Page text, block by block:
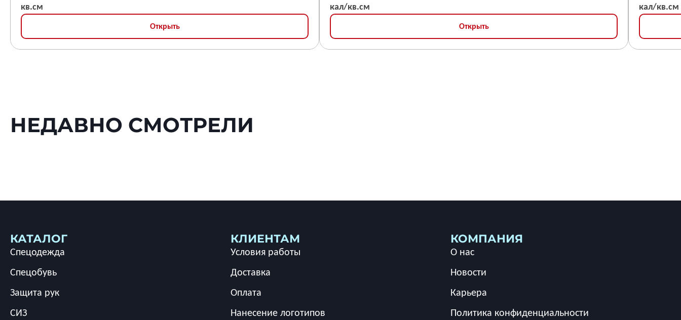
кв.см
Открыть
кал/кв.см
Открыть
кал/кв.см
НЕДАВНО СМОТРЕЛИ
КАТАЛОГ
Спецодежда
Спецобувь
Защита рук
СИЗ
КЛИЕНТАМ
Условия работы
Доставка
Оплата
Нанесение логотипов
КОМПАНИЯ
О нас
Новости
Карьера
Политика конфиденциальности